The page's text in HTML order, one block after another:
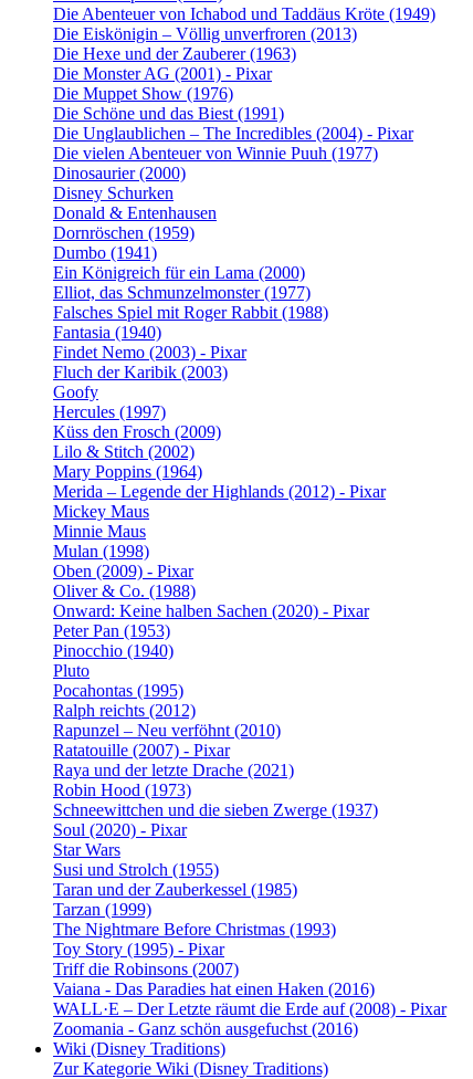
Die Abenteuer von Ichabod und Taddäus Kröte (1949)
Die Eiskönigin – Völlig unverfroren (2013)
Die Hexe und der Zauberer (1963)
Die Monster AG (2001) - Pixar
Die Muppet Show (1976)
Die Schöne und das Biest (1991)
Die Unglaublichen – The Incredibles (2004) - Pixar
Die vielen Abenteuer von Winnie Puuh (1977)
Dinosaurier (2000)
Disney Schurken
Donald & Entenhausen
Dornröschen (1959)
Dumbo (1941)
Ein Königreich für ein Lama (2000)
Elliot, das Schmunzelmonster (1977)
Falsches Spiel mit Roger Rabbit (1988)
Fantasia (1940)
Findet Nemo (2003) - Pixar
Fluch der Karibik (2003)
Goofy
Hercules (1997)
Küss den Frosch (2009)
Lilo & Stitch (2002)
Mary Poppins (1964)
Merida – Legende der Highlands (2012) - Pixar
Mickey Maus
Minnie Maus
Mulan (1998)
Oben (2009) - Pixar
Oliver & Co. (1988)
Onward: Keine halben Sachen (2020) - Pixar
Peter Pan (1953)
Pinocchio (1940)
Pluto
Pocahontas (1995)
Ralph reichts (2012)
Rapunzel – Neu verföhnt (2010)
Ratatouille (2007) - Pixar
Raya und der letzte Drache (2021)
Robin Hood (1973)
Schneewittchen und die sieben Zwerge (1937)
Soul (2020) - Pixar
Star Wars
Susi und Strolch (1955)
Taran und der Zauberkessel (1985)
Tarzan (1999)
The Nightmare Before Christmas (1993)
Toy Story (1995) - Pixar
Triff die Robinsons (2007)
Vaiana - Das Paradies hat einen Haken (2016)
WALL·E – Der Letzte räumt die Erde auf (2008) - Pixar
Zoomania - Ganz schön ausgefuchst (2016)
Wiki (Disney Traditions)
Zur Kategorie Wiki (Disney Traditions)